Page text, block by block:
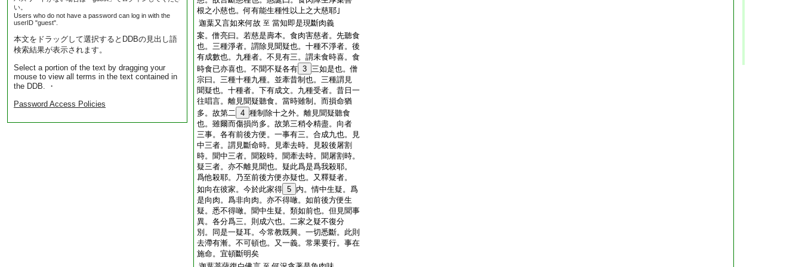
い。
Users who do not have a password can log in with the
userID "guest".
本文をドラッグして選択するとDDBの見出し語
検索結果が表示されます。
Select a portion of the text by dragging your
mouse to view all terms in the text contained in
the DDB. ・
Password Access Policies
根之小慈也。何有能生種性以上之大慈耶｣
迦葉又言如來何故 至 當知即是現斷肉義
案。僧亮曰。若慈是壽本。食肉害慈者。先聽食
也。三種淨者。謂除見聞疑也。十種不淨者。後
有成數也。九種者。不見有三。謂未食時喜。食
時食已亦喜也。不聞不疑各有 3 三如是也。僧
宗曰。三種十種九種。並牽昔制也。三種謂見
聞疑也。十種者。下有成文。九種受者。昔日一
往唱言。離見聞疑聽食。當時雖制。而損命猶
多。故第二 4 種制除十之外。離見聞疑聽食
也。雖爾而傷損尚多。故第三稍令精盡。向者
三事。各有前後方便。一事有三。合成九也。見
中三者。謂見斷命時。見牽去時。見殺後屠割
時。聞中三者。聞殺時。聞牽去時。聞屠割時。
疑三者。亦不離見聞也。疑此爲是爲我殺耶。
爲他殺耶。乃至前後方便亦疑也。又釋疑者。
如向在彼家。今於此家得 5 内。情中生疑。爲
是向肉。爲非向肉。亦不得噉。如前後方便生
疑。悉不得噉。聞中生疑。類如前也。但見聞事
異。各分爲三。則成六也。二家之疑不復分
別。同是一疑耳。今常教既興。一切悉斷。此則
去滯有漸。不可頓也。又一義。常果要行。事在
施命。宜頓斷明矣